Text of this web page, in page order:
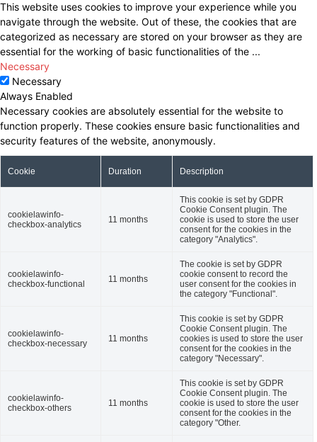
This website uses cookies to improve your experience while you
navigate through the website. Out of these, the cookies that are
categorized as necessary are stored on your browser as they are
essential for the working of basic functionalities of the ...
Necessary
Necessary
Always Enabled
Necessary cookies are absolutely essential for the website to
function properly. These cookies ensure basic functionalities and
security features of the website, anonymously.
Cookie Duration Description
cookielawinfo-
checkbox-analytics
11 months
This cookie is set by GDPR
Cookie Consent plugin. The
cookie is used to store the user
consent for the cookies in the
category "Analytics".
cookielawinfo-
checkbox-functional
11 months
The cookie is set by GDPR
cookie consent to record the
user consent for the cookies in
the category "Functional".
cookielawinfo-
checkbox-necessary
11 months
This cookie is set by GDPR
Cookie Consent plugin. The
cookies is used to store the user
consent for the cookies in the
category "Necessary".
cookielawinfo-
checkbox-others
11 months
This cookie is set by GDPR
Cookie Consent plugin. The
cookie is used to store the user
consent for the cookies in the
category "Other.